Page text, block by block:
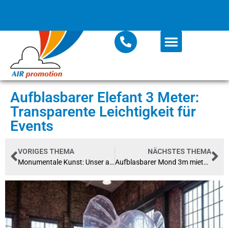
Aufblasbarer Elefant 3 Meter:
Transparente Leichtigkeit für
Events
VORIGES THEMA
Monumentale Kunst: Unser aufblasbares Nashorn erobert das Kunstmuseum Magdeburg
NÄCHSTES THEMA
Aufblasbarer Mond 3m mieten – Der Eyecatcher für Ihr Event